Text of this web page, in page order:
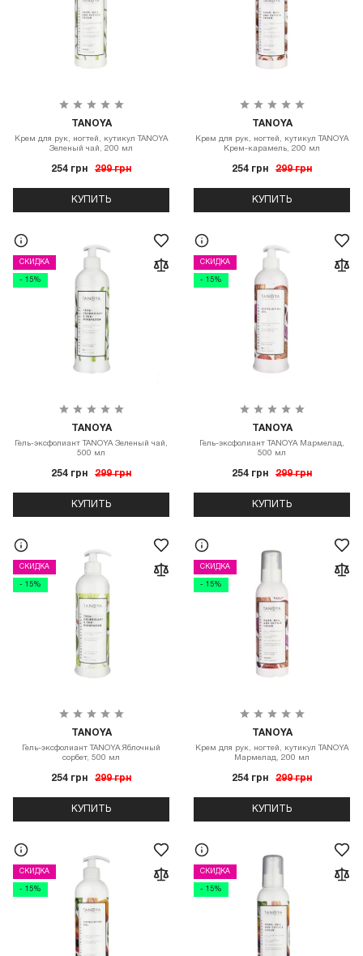
TANOYA
Крем для рук, ногтей, кутикул TANOYA
Зеленый чай, 200 мл
254 грн 299 грн
КУПИТЬ
TANOYA
Крем для рук, ногтей, кутикул TANOYA
Крем-карамель, 200 мл
254 грн 299 грн
КУПИТЬ
СКИДКА
- 15%
TANOYA
Гель-эксфолиант TANOYA Зеленый чай,
500 мл
254 грн 299 грн
КУПИТЬ
СКИДКА
- 15%
TANOYA
Гель-эксфолиант TANOYA Мармелад,
500 мл
254 грн 299 грн
КУПИТЬ
СКИДКА
- 15%
TANOYA
Гель-эксфолиант TANOYA Яблочный
сорбет, 500 мл
254 грн 299 грн
КУПИТЬ
СКИДКА
- 15%
TANOYA
Крем для рук, ногтей, кутикул TANOYA
Мармелад, 200 мл
254 грн 299 грн
КУПИТЬ
СКИДКА
- 15%
СКИДКА
- 15%